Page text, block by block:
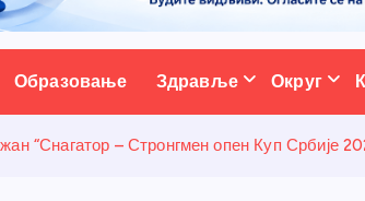
портал
Образовање Здравље Округ
“Снагатор – Стронгмен опен Куп Србије